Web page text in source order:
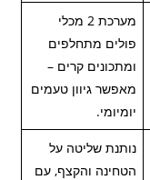
מערכת 2 מכלי
פולים מתחלפים
ומתכונים קרים –
מאפשר גיוון טעמים
יומיומי.
נותנת שליטה על
הטחינה והקצף, עם